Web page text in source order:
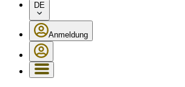
DE
Anmeldung